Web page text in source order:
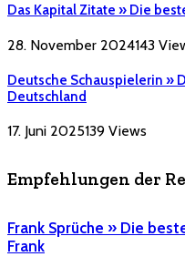
Das Kapital Zitate » Die
28. November 2024143
Deutsche Schauspielerin »
Deutschland
17. Juni 2025139 Views
Empfehlungen der
Frank Sprüche » Die
Frank